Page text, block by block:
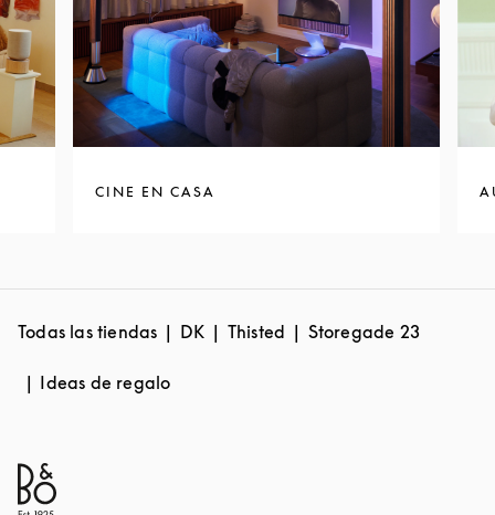
CINE EN CASA
Todas las tiendas DK Thisted Storegade 23
Ideas de regalo